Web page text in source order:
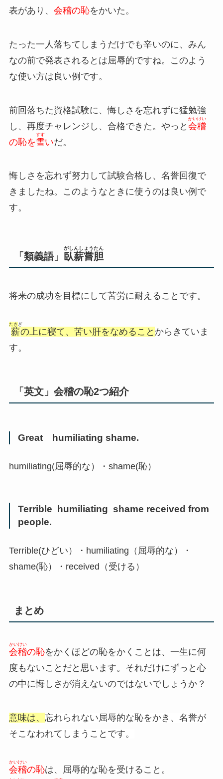
表があり、 会稽の恥をかいた。
たった一人落ちてしまうだけでも辛いのに、みん
なの前で発表されるとは屈辱的ですね。このよう
な使い方は良い例です。
前回落ちた資格試験に、悔しさを忘れずに猛勉強
し、再度チャレンジし、合格できた。やっと 会稽
かいけい
の恥を雪
すす
いだ。
悔しさを忘れず努力して試験合格し、名誉回復で
きましたね。このようなときに使うのは良い例で
す。
「類義語」 臥薪嘗胆
がしんしょうたん
将来の成功を目標にして苦労に耐えることです。
薪
たき ぎ
の上に寝て、苦い肝をなめること からきていま
す。
「英文」会稽の恥2つ紹介
Great humiliating shame.
humiliating(屈辱的な）・shame(恥）
Terrible humiliating shame received from
people.
Terrible(ひどい）・humiliating（屈辱的な）・
shame(恥）・received（受ける）
まとめ
会稽
かいけい
の恥をかくほどの恥をかくことは、一生に何
度もないことだと思います。それだけにずっと心
の中に悔しさが消えないのではないでしょうか？
意味は、 忘れられない屈辱的な恥をかき、名誉が
そこなわれてしまうことです。
会稽
かいけい
の恥は、屈辱的な恥を受けること。